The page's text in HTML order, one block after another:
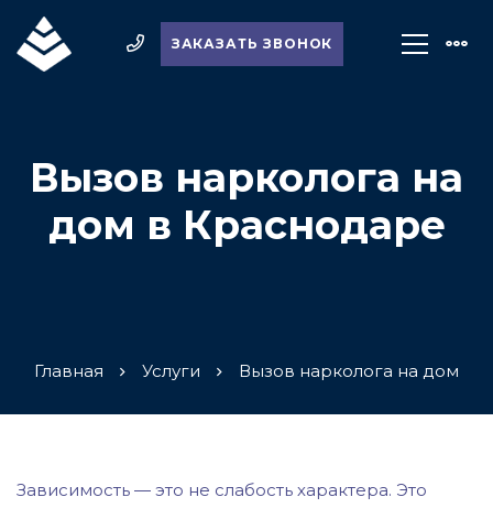
ЗАКАЗАТЬ ЗВОНОК
Вызов нарколога на
дом в Краснодаре
Главная Услуги Вызов нарколога на дом
Зависимость — это не слабость характера. Это